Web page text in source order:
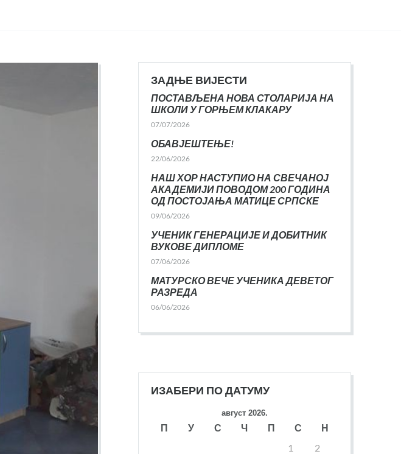
ЗАДЊЕ ВИЈЕСТИ
ПОСТАВЉЕНА НОВА СТОЛАРИЈА НА
ШКОЛИ У ГОРЊЕМ КЛАКАРУ
07/07/2026
ОБАВЈЕШТЕЊЕ!
22/06/2026
НАШ ХОР НАСТУПИО НА СВЕЧАНОЈ
АКАДЕМИЈИ ПОВОДОМ 200 ГОДИНА
ОД ПОСТОЈАЊА МАТИЦЕ СРПСКЕ
09/06/2026
УЧЕНИК ГЕНЕРАЦИЈЕ И ДОБИТНИК
ВУКОВЕ ДИПЛОМЕ
07/06/2026
МАТУРСКО ВЕЧЕ УЧЕНИКА ДЕВЕТОГ
РАЗРЕДА
06/06/2026
ИЗАБЕРИ ПО ДАТУМУ
август 2026.
П У С Ч П С
Н
1
2